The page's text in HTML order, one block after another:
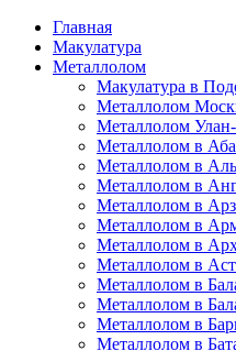
Главная
Макулатура
Металлолом
Макулатура в
Металлолом
Металлолом
Металлолом в
Металлолом в
Металлолом в
Металлолом в
Металлолом в
Металлолом в
Металлолом в
Металлолом в
Металлолом в
Металлолом в
Металлолом в